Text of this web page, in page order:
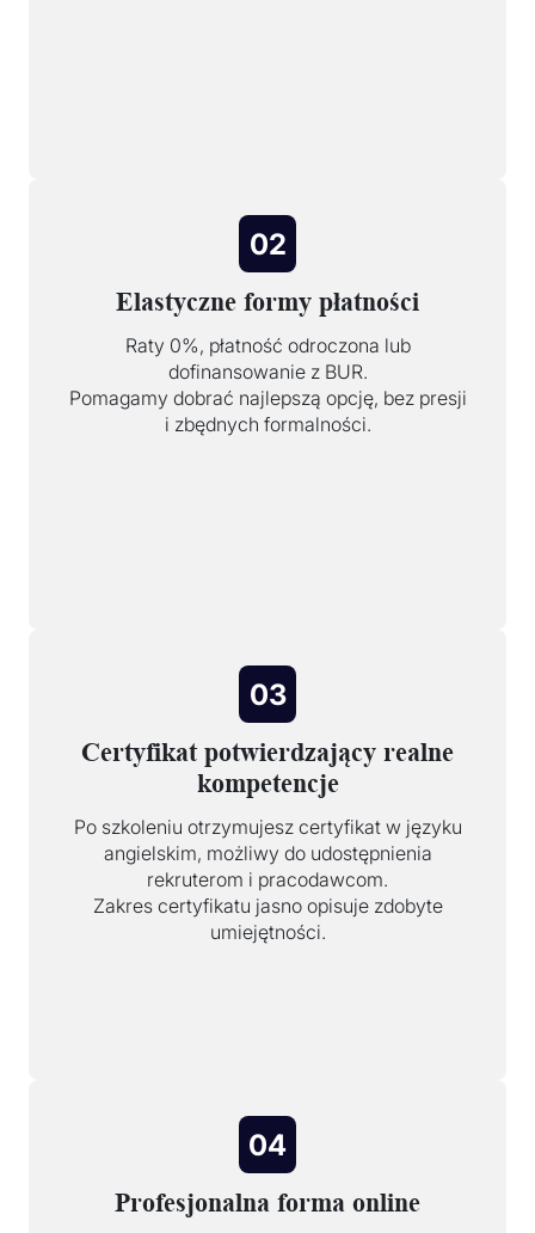
02
Elastyczne formy płatności
Raty 0%, płatność odroczona lub
dofinansowanie z BUR.
Pomagamy dobrać najlepszą opcję, bez presji
i zbędnych formalności.
03
Certyfikat potwierdzający realne
kompetencje
Po szkoleniu otrzymujesz certyfikat w języku
angielskim, możliwy do udostępnienia
rekruterom i pracodawcom.
Zakres certyfikatu jasno opisuje zdobyte
umiejętności.
04
Profesjonalna forma online